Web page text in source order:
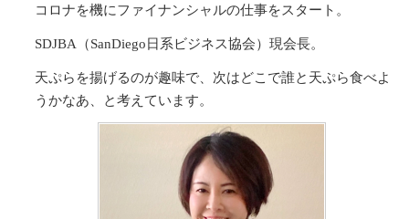
コロナを機にファイナンシャルの仕事をスタート。
SDJBA（SanDiego日系ビジネス協会）現会長。
天ぷらを揚げるのが趣味で、次はどこで誰と天ぷら食べよ
うかなあ、と考えています。